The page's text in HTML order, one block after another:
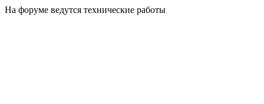
На форуме ведутся технические работы